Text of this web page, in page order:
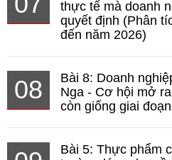
thực tế mà doanh
quyết định (Phân
đến năm 2026)
08
Bài 8: Doanh
Nga - Cơ hội mở
còn giống giai
Bài 5: Thực phẩm